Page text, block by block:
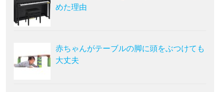
めた理由
赤ちゃんがテーブルの脚に頭をぶつけても
大丈夫